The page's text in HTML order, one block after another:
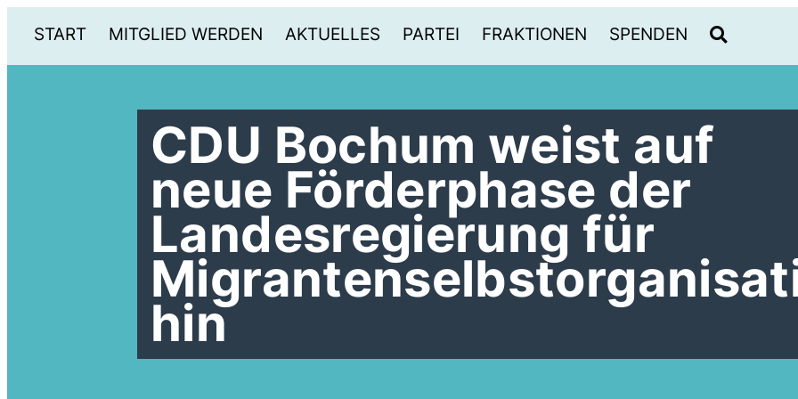
START MITGLIED WERDEN AKTUELLES PARTEI FRAKTIONEN SPENDEN
CDU Bochum weist auf
neue Förderphase der
Landesregierung für
hin